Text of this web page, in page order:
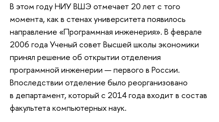
В этом году НИУ ВШЭ отмечает 20 лет с того
момента, как в стенах университета появилось
направление «Программная инженерия». В феврале
2006 года Ученый совет Высшей школы экономики
принял решение об открытии отделения
программной инженерии — первого в России.
Впоследствии отделение было реорганизовано
в департамент, который с 2014 года входит в состав
факультета компьютерных наук.